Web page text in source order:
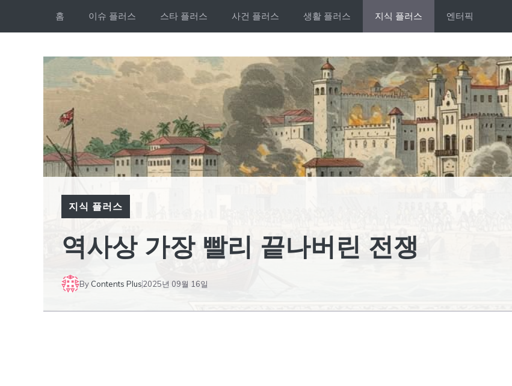
홈 이슈 플러스 스타 플러스 사건 플러스 생활 플러스 지식 플러스 엔터픽
지식 플러스
역사상 가장 빨리 끝나버린 전쟁
By Contents Plus2025년 09월 16일